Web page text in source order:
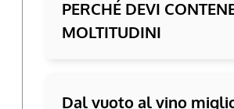
PERCHÉ DEVI
MOLTITUDINI
Dal vuoto al vino